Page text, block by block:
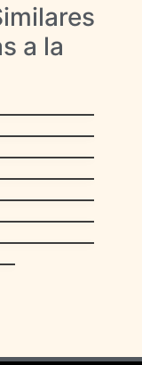
a la
Bolívar
Isidoro
Meridena)
Veleño